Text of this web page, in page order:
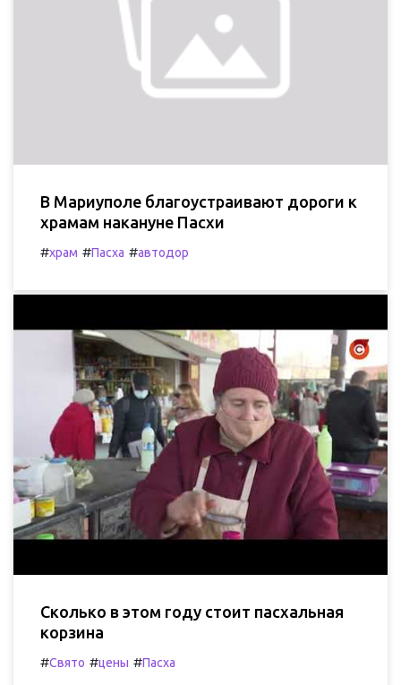
В Мариуполе благоустраивают дороги к
храмам накануне Пасхи
#храм #Пасха #автодор
Сколько в этом году стоит пасхальная
корзина
#Свято #цены #Пасха